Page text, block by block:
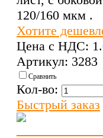
120/160 мкм .
Хотите
Цена с НДС:
Артикул: 3283
Сравнить
Кол-во:
Быстрый заказ